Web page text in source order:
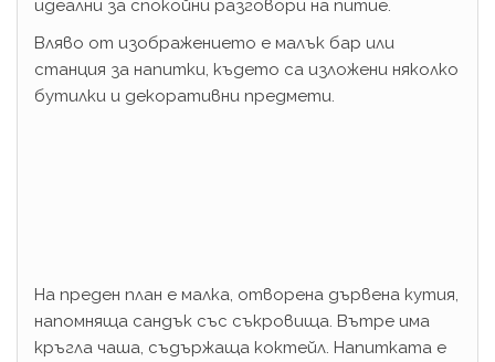
идеални за спокойни разговори на питие.
Вляво от изображението е малък бар или
станция за напитки, където са изложени няколко
бутилки и декоративни предмети.
На преден план е малка, отворена дървена кутия,
напомняща сандък със съкровища. Вътре има
кръгла чаша, съдържаща коктейл. Напитката е